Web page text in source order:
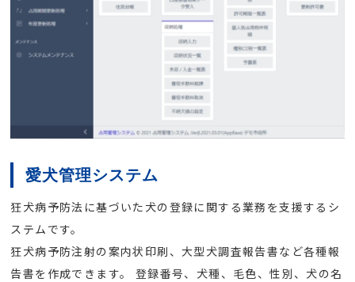
愛犬管理システム
狂犬病予防法に基づいた犬の登録に関する業務を支援するシ
ステムです。
狂犬病予防注射の案内状印刷、大型犬調査報告書など各種報
告書を作成できます。 登録番号、犬種、毛色、性別、犬の名